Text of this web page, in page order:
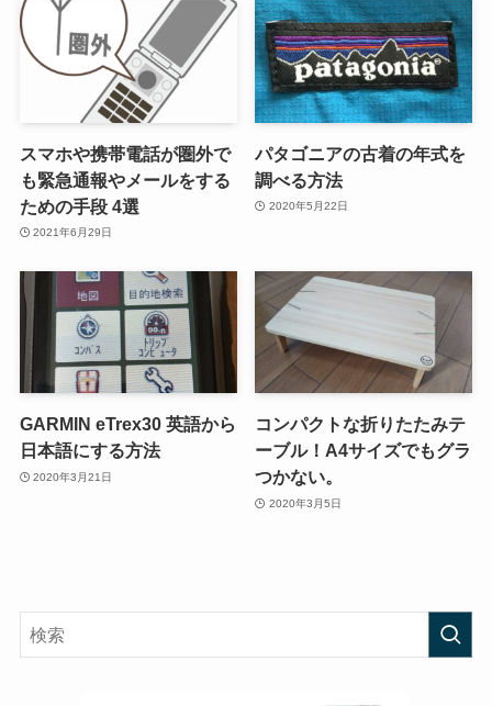
スマホや携帯電話が圏外で
も緊急通報やメールをする
ための手段 4選
2021年6月29日
パタゴニアの古着の年式を
調べる方法
2020年5月22日
GARMIN eTrex30 英語から
日本語にする方法
2020年3月21日
コンパクトな折りたたみテ
ーブル！A4サイズでもグラ
つかない。
2020年3月5日